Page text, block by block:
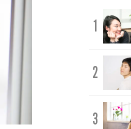
1
2
3